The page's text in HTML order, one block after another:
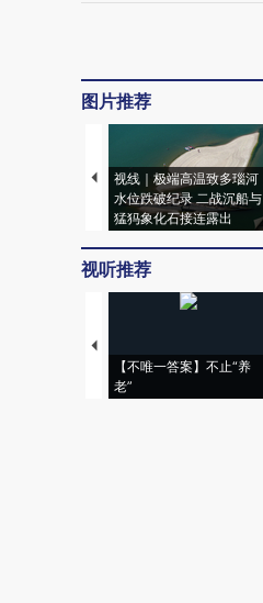
图片推荐
视线｜极端高温致多瑙河
水位跌破纪录 二战沉船与
猛犸象化石接连露出
视听推荐
【不唯一答案】不止“养
老”